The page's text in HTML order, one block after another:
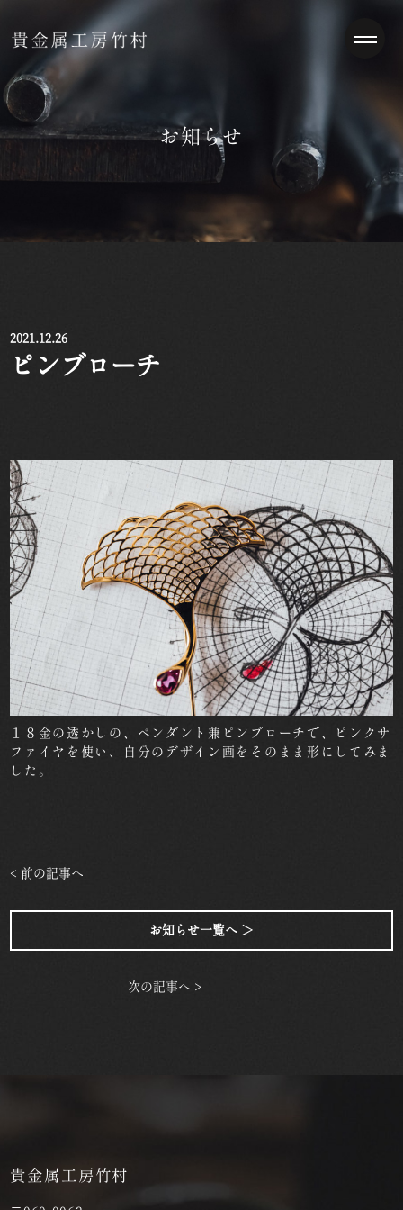
お知らせ
2021.12.26
ピンブローチ
１８金の透かしの、ペンダント兼ピンブローチで、ピンクサ
ファイヤを使い、自分のデザイン画をそのまま形にしてみま
した。
< 前の記事へ
お知らせ一覧へ ＞
次の記事へ >
貴金属工房竹村